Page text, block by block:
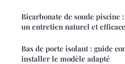
Bicarbonate de soude piscine
un entretien naturel et efficace
Bas de porte isolant : guide
installer le modèle adapté